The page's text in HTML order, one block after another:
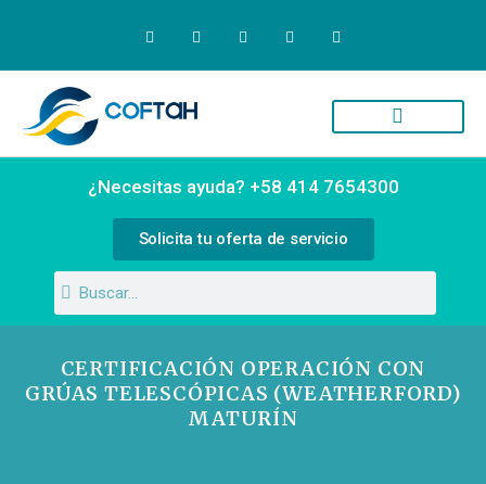
¿Necesitas ayuda? +58 414 7654300
Solicita tu oferta de servicio
CERTIFICACIÓN OPERACIÓN CON
GRÚAS TELESCÓPICAS (WEATHERFORD)
MATURÍN